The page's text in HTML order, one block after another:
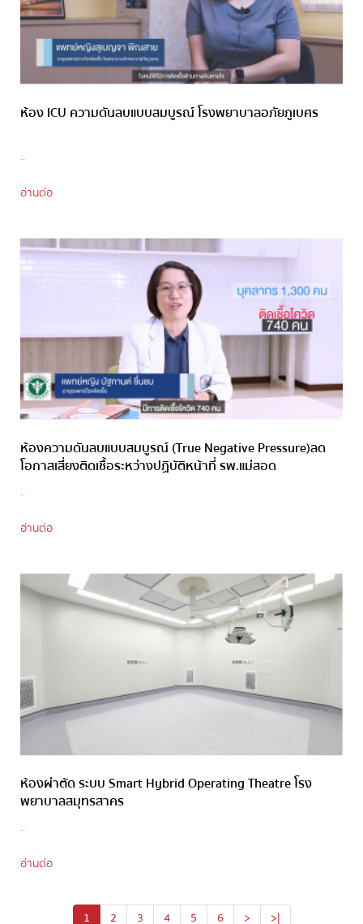
ห้อง ICU ความดันลบแบบสมบูรณ์ โรงพยาบาลอภัยภูเบศร
..
อ่านต่อ
ห้องความดันลบแบบสมบูรณ์ (True Negative Pressure)ลด
โอกาสเสี่ยงติดเชื้อระหว่างปฏิบัติหน้าที่ รพ.แม่สอด
..
อ่านต่อ
ห้องผ่าตัด ระบบ Smart Hybrid Operating Theatre โรง
พยาบาลสมุทรสาคร
..
อ่านต่อ
1 2 3 4 5 6 > >|